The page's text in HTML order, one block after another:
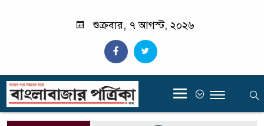
শুক্রবার, ৭ আগস্ট, ২০২৬
‍